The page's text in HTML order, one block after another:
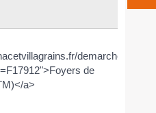
demarches-
de
a>